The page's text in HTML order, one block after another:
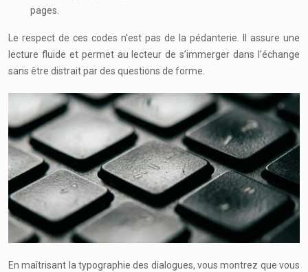
pages.
Le respect de ces codes n’est pas de la pédanterie. Il assure une
lecture fluide et permet au lecteur de s’immerger dans l’échange
sans être distrait par des questions de forme.
En maîtrisant la typographie des dialogues, vous montrez que vous